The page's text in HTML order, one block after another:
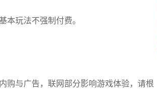
本玩法不强制付费。
购与广告，联网部分影响游戏体验，请根